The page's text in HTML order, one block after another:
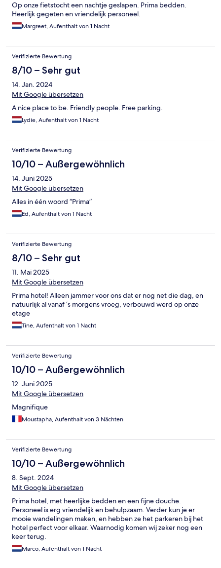
Op onze fietstocht een nachtje geslapen. Prima bedden.
Heerlijk gegeten en vriendelijk personeel.
Margreet, Aufenthalt von 1 Nacht
Verifizierte Bewertung
8/10 – Sehr gut
14. Jan. 2024
Mit Google übersetzen
A nice place to be. Friendly people. Free parking.
Lydie, Aufenthalt von 1 Nacht
Verifizierte Bewertung
10/10 – Außergewöhnlich
14. Juni 2025
Mit Google übersetzen
Alles in één woord “Prima”
Ed, Aufenthalt von 1 Nacht
Verifizierte Bewertung
8/10 – Sehr gut
11. Mai 2025
Mit Google übersetzen
Prima hotel! Alleen jammer voor ons dat er nog net die dag, en
natuurlijk al vanaf ‘s morgens vroeg, verbouwd werd op onze
etage
Tine, Aufenthalt von 1 Nacht
Verifizierte Bewertung
10/10 – Außergewöhnlich
12. Juni 2025
Mit Google übersetzen
Magnifique
Moustapha, Aufenthalt von 3 Nächten
Verifizierte Bewertung
10/10 – Außergewöhnlich
8. Sept. 2024
Mit Google übersetzen
Prima hotel, met heerlijke bedden en een fijne douche.
Personeel is erg vriendelijk en behulpzaam. Verder kun je er
mooie wandelingen maken, en hebben ze het parkeren bij het
hotel perfect voor elkaar. Waarnodig komen wij zeker nog een
keer terug.
Marco, Aufenthalt von 1 Nacht